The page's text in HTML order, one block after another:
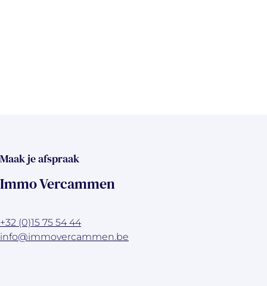
Maak je afspraak
Immo Vercammen
+32 (0)15 75 54 44
info@immovercammen.be